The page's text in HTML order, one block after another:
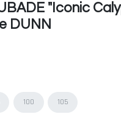
"Iconic
DUNN
100 105